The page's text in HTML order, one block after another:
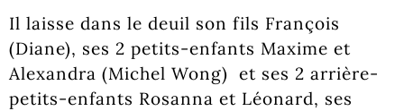
Il laisse dans le deuil son fils François
(Diane), ses 2 petits-enfants Maxime et
Alexandra (Michel Wong) et ses 2 arrière-
petits-enfants Rosanna et Léonard, ses